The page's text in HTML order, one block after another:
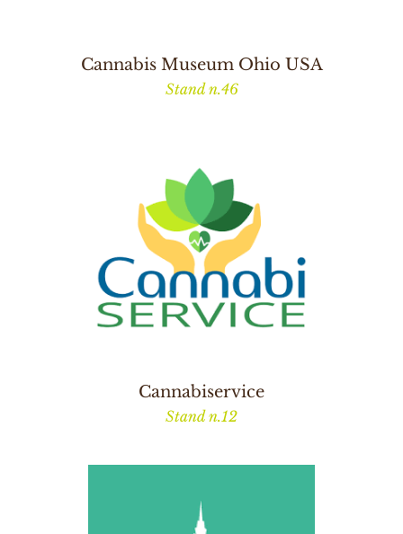
Cannabis Museum Ohio USA
Stand n.46
Cannabiservice
Stand n.12